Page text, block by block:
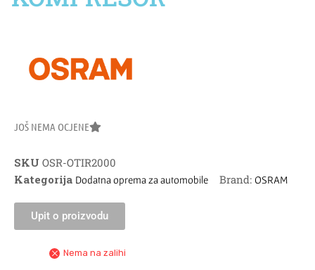
JOŠ NEMA OCJENE
SKU OSR-OTIR2000
Kategorija Dodatna oprema za automobile Brand: OSRAM
Upit o proizvodu
Nema na zalihi